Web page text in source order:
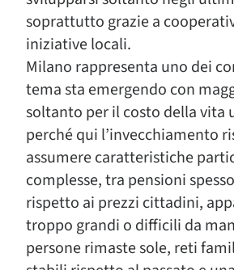
soprattutto grazie a
iniziative locali.
Milano rappresenta uno dei
tema sta emergendo con
soltanto per il costo della vita
perché qui l’invecchiamento
assumere caratteristiche
complesse, tra pensioni
rispetto ai prezzi cittadini,
troppo grandi o difficili da
persone rimaste sole, reti